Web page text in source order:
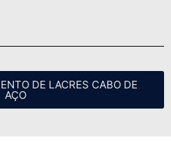
DE LACRES CABO DE
AÇO